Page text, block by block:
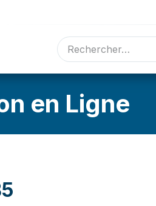
en ligne Contact
en Ligne